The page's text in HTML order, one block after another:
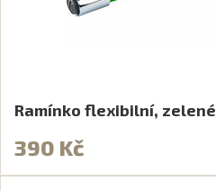
Ramínko flexibilní, zelené
390 Kč